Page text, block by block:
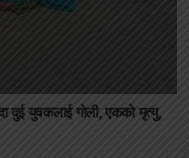
दुई युवकलाई गोली, एकको मृत्यु,